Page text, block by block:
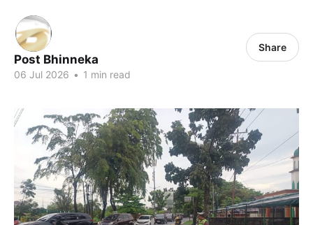
Post Bhinneka
06 Jul 2026 • 1 min read
Share